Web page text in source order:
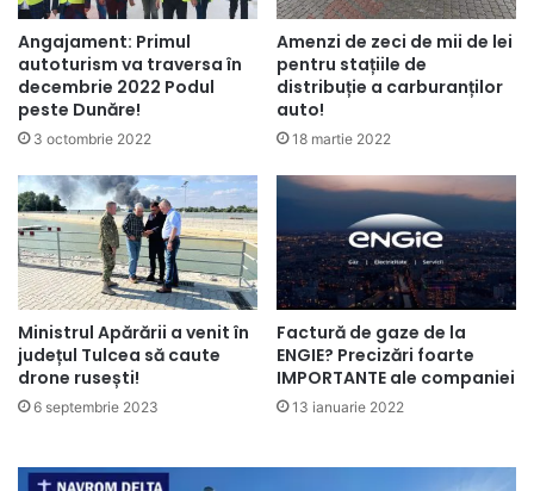
Angajament: Primul
autoturism va traversa în
decembrie 2022 Podul
peste Dunăre!
3 octombrie 2022
Amenzi de zeci de mii de lei
pentru stațiile de
distribuție a carburanților
auto!
18 martie 2022
Ministrul Apărării a venit în
județul Tulcea să caute
drone rusești!
6 septembrie 2023
Factură de gaze de la
ENGIE? Precizări foarte
IMPORTANTE ale companiei
13 ianuarie 2022